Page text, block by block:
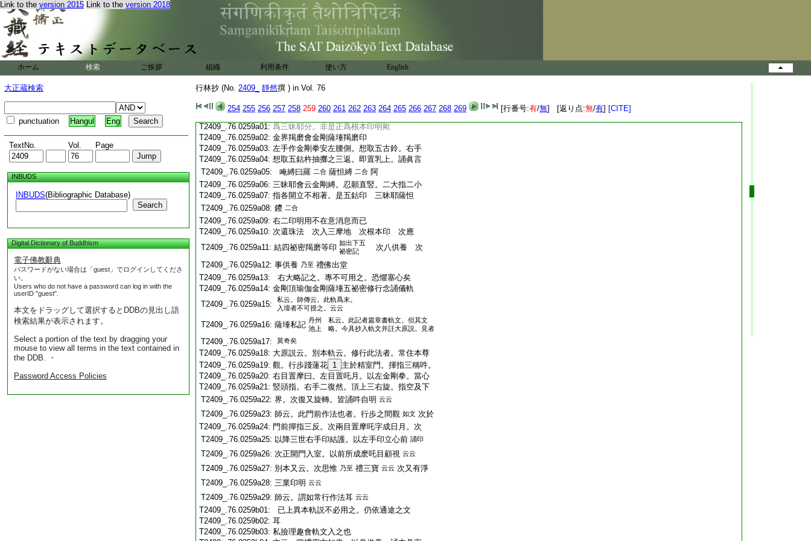
Link to the version 2015 Link to the version 2018
ホーム 検索 ご挨拶 組織 利用条件 使い方 English
大正蔵検索
punctuation Hangul Eng
TextNo. Vol. Page
INBUDS
INBUDS(Bibliographic Database)
Search
Digital Dictionary of Buddhism
電子佛教辭典
パスワードがない場合は「guest」でログインしてくださ
い。
Users who do not have a password can log in with the
userID "guest".
本文をドラッグして選択するとDDBの見出し語
検索結果が表示されます。
Select a portion of the text by dragging your
mouse to view all terms in the text contained in
the DDB. ・
Password Access Policies
行林抄 (No. 2409_ 靜然撰 ) in Vol. 76
254 255 256 257 258 259 260 261 262 263 264 265 266 267 268 269 [行番号:有/無] [返り点:無/有] [CITE]
T2409_.76.0258c21:樂。金剛薩埵是蘇羅多。以無縁大悲遍縁
T2409_.76.0258c22: 無盡衆生界。願得安樂利益。心曾無休息。
T2409_.76.0258c23: 自他平等無二。故名蘇羅多耳 云云
普賢金剛薩埵軌云。次結金縛。合竪二中指。
T2409_.76.0258c26: 薩埵鑁
由結此印修行者。當住普賢大菩
T2409_.76.0258c27:薩三摩地。坐於滿月背倚於月輪。令身圓備｣
T2409_.76.0258c28:
T2409_.76.0258c29: 賢根本印明也 云云 但薩埵等意。以此印明
T2409_.76.0259a01: 爲三昧耶分。非是正爲根本印明歟
T2409_.76.0259a02: 金界羯磨會金剛薩埵羯磨印
T2409_.76.0259a03: 左手作金剛拳安左腰側。想取五古鈴。右手
T2409_.76.0259a04: 想取五鈷杵抽擲之三返。即置乳上。誦眞言
T2409_.76.0259a05:
唵縛曰羅 二合 薩怛縛 二合 阿
T2409_.76.0259a06: 三昧耶會云金剛縛。忍願直竪。二大指二小
T2409_.76.0259a07: 指各開立不相著。是五鈷印 三昧耶薩怛
T2409_.76.0259a08: 鑁 二合
T2409_.76.0259a09: 右二印明用不在意消息而已
T2409_.76.0259a10: 次還珠法 次入三摩地 次根本印 次應
T2409_.76.0259a11: 結四祕密羯磨等印 如出下五
祕密記
次八供養 次
T2409_.76.0259a12: 事供養 乃至 禮佛出堂
T2409_.76.0259a13:
右大略記之。專不可用之。恐懼塞心矣
T2409_.76.0259a14: 金剛頂瑜伽金剛薩埵五祕密修行念誦儀軌
T2409_.76.0259a15:
私云。師傳云。此軌爲末。
入壇者不可授之。云云
T2409_.76.0259a16: 薩埵私記 丹州 私云。此記者篇章書軌文。但其文
池上 略。今具抄入軌文并註大原説。見者
T2409_.76.0259a17: 莫奇矣
T2409_.76.0259a18: 大原説云。別本軌云。修行此法者。常住本尊
T2409_.76.0259a19: 觀。行歩踐蓮花 1 主於精室門。揮指三稱吽。
T2409_.76.0259a20: 右目置摩曰。左目置吒月。以左金剛拳。當心
T2409_.76.0259a21: 竪頭指。右手二復然。頂上三右旋。指空及下
T2409_.76.0259a22: 界。次復又旋轉。皆誦吽自明 云云
T2409_.76.0259a23: 師云。此門前作法也者。行歩之間觀 如文 次於
T2409_.76.0259a24: 門前撣指三反。次兩目置摩吒字成日月。次
T2409_.76.0259a25: 以降三世右手印結護。以左手印立心前 誦印
T2409_.76.0259a26: 次正開門入室。以前所成麽吒目顧視 云云
T2409_.76.0259a27: 別本又云。次思惟 乃至 禮三寶 云云 次又有淨
T2409_.76.0259a28: 三業印明 云云
T2409_.76.0259a29: 師云。謂如常行作法耳 云云
T2409_.76.0259b01:
已上異本軌説不必用之。仍依通途之文
T2409_.76.0259b02: 耳
T2409_.76.0259b03: 私撿理趣會軌文入之也